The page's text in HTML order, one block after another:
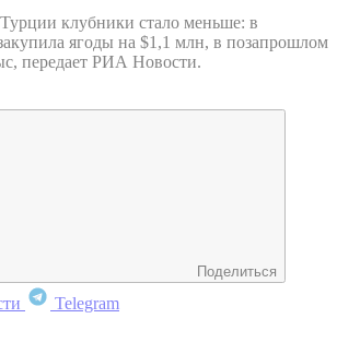
клубники стало меньше: в
ягоды на $1,1 млн, в позапрошлом
передает РИА Новости.
Поделиться
Telegram